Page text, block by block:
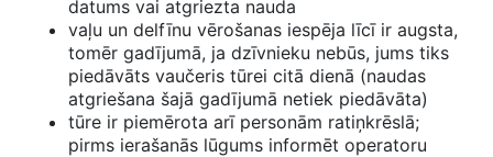
datums vai atgriezta nauda
vaļu un delfīnu vērošanas iespēja līcī ir augsta,
tomēr gadījumā, ja dzīvnieku nebūs, jums tiks
piedāvāts vaučeris tūrei citā dienā (naudas
atgriešana šajā gadījumā netiek piedāvāta)
tūre ir piemērota arī personām ratiņkrēslā;
pirms ierašanās lūgums informēt operatoru